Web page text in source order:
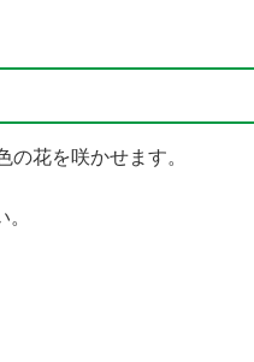
花を咲かせます。